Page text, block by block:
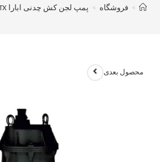
> فروشگاه > پمپ لجن کش چدنی ابارا SSK 100-100/11 TX
محصول بعدی